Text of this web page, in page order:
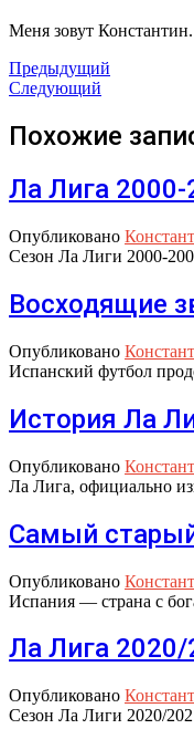
Меня зовут
Предыдущий
Следующий
Похожие
Ла Лига 2000-
Опубликовано
Сезон Ла Лиги 2000-
Восходящие
Опубликовано
Испанский футбол
История Ла
Опубликовано
Ла Лига, официально
Самый
Опубликовано
Испания — страна с
Ла Лига 2020/
Опубликовано
Сезон Ла Лиги 2020/